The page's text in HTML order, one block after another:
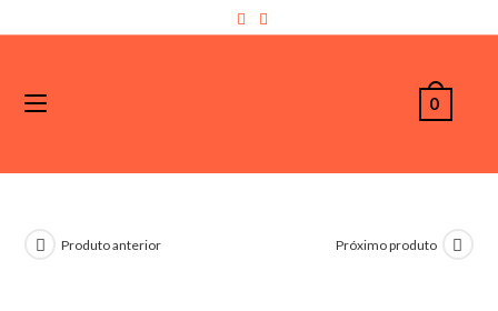
0
Produto anterior Próximo produto